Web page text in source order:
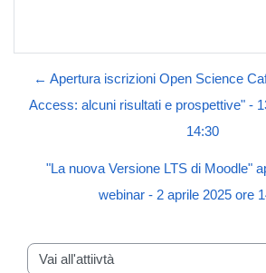
← Apertura iscrizioni Open Science
Access: alcuni risultati e prospettive" -
14:30
"La nuova Versione LTS di Moodle"
webinar - 2 aprile 2025 ore
Vai all'attiivtà